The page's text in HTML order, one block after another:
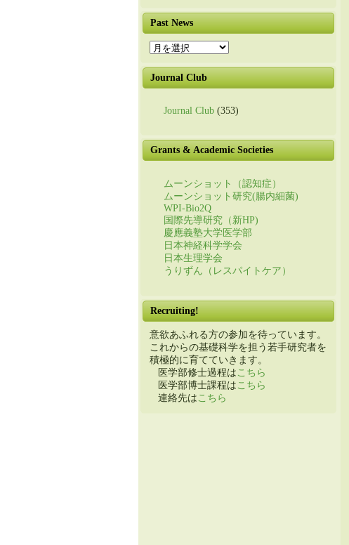
Past News
Past
News
Journal Club
Journal Club (353)
Grants & Academic Societies
ムーンショット（認知症）
ムーンショット研究(腸内細菌)
WPI-Bio2Q
国際先導研究（新HP)
慶應義塾大学医学部
日本神経科学学会
日本生理学会
うりずん（レスパイトケア）
Recruiting!
意欲あふれる方の参加を待っています。
これからの基礎科学を担う若手研究者を
積極的に育てていきます。
医学部修士過程は こちら
医学部博士課程は こちら
連絡先は こちら